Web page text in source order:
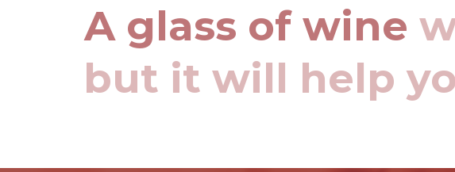
A glass of wine
but it will help